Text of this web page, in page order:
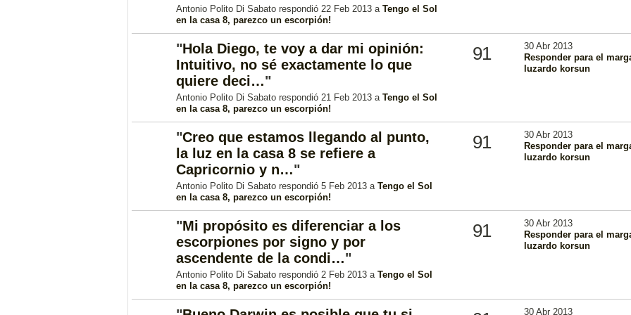
Antonio Polito Di Sabato respondió 22 Feb 2013 a Tengo el Sol
en la casa 8, parezco un escorpión!
"Hola Diego, te voy a dar mi opinión:
Intuitivo, no sé exactamente lo que
quiere deci…"
Antonio Polito Di Sabato respondió 21 Feb 2013 a Tengo el Sol
en la casa 8, parezco un escorpión!
91
30 Abr 2013
Responder para el
luzardo korsun
"Creo que estamos llegando al punto,
la luz en la casa 8 se refiere a
Capricornio y n…"
Antonio Polito Di Sabato respondió 5 Feb 2013 a Tengo el Sol
en la casa 8, parezco un escorpión!
91
30 Abr 2013
Responder para el
luzardo korsun
"Mi propósito es diferenciar a los
escorpiones por signo y por
ascendente de la condi…"
Antonio Polito Di Sabato respondió 2 Feb 2013 a Tengo el Sol
en la casa 8, parezco un escorpión!
91
30 Abr 2013
Responder para el
luzardo korsun
30 Abr 2013